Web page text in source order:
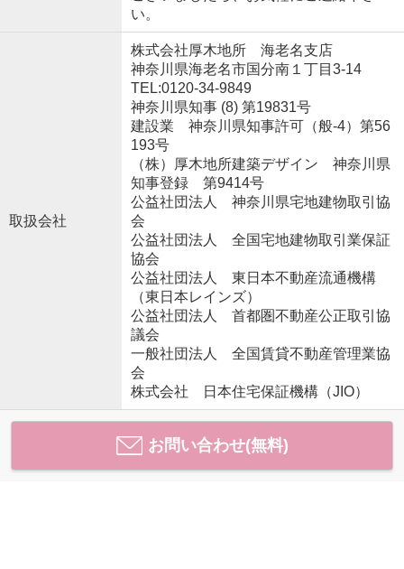
い。
取扱会社
株式会社厚木地所 海老名支店
神奈川県海老名市国分南１丁目3-14
TEL:0120-34-9849
神奈川県知事 (8) 第19831号
建設業 神奈川県知事許可（般-4）第56
193号
（株）厚木地所建築デザイン 神奈川県
知事登録 第9414号
公益社団法人 神奈川県宅地建物取引協
会
公益社団法人 全国宅地建物取引業保証
協会
公益社団法人 東日本不動産流通機構
（東日本レインズ）
公益社団法人 首都圏不動産公正取引協
議会
一般社団法人 全国賃貸不動産管理業協
会
株式会社 日本住宅保証機構（JIO）
お問い合わせ(無料)